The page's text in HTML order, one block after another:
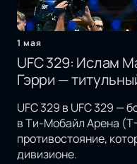
1 мая
UFC 329: Ислам
Гэрри —
UFC 329 в UFC 329 —
в Ти-Мобайл Арена
противостояние,
дивизионе.